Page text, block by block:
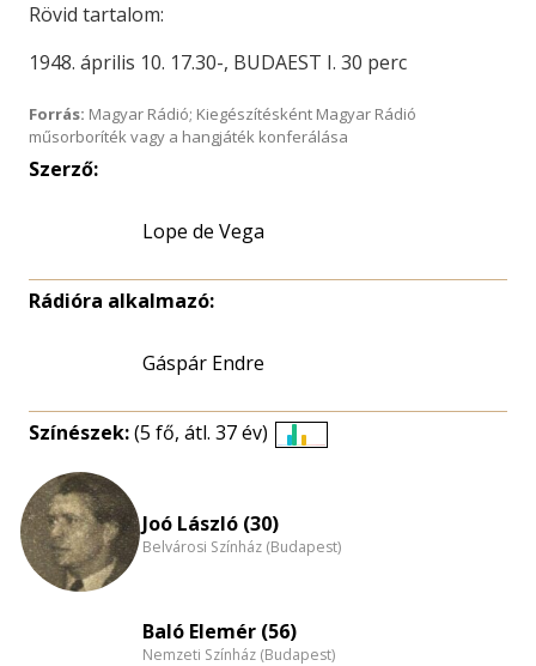
Rövid tartalom:
1948. április 10. 17.30-, BUDAEST I. 30 perc
Forrás: Magyar Rádió; Kiegészítésként Magyar Rádió
műsorboríték vagy a hangjáték konferálása
Szerző:
Lope de Vega
Rádióra alkalmazó:
Gáspár Endre
Színészek:(5 fő, átl. 37 év)
Joó László (30)
Belvárosi Színház (Budapest)
Baló Elemér (56)
Nemzeti Színház (Budapest)